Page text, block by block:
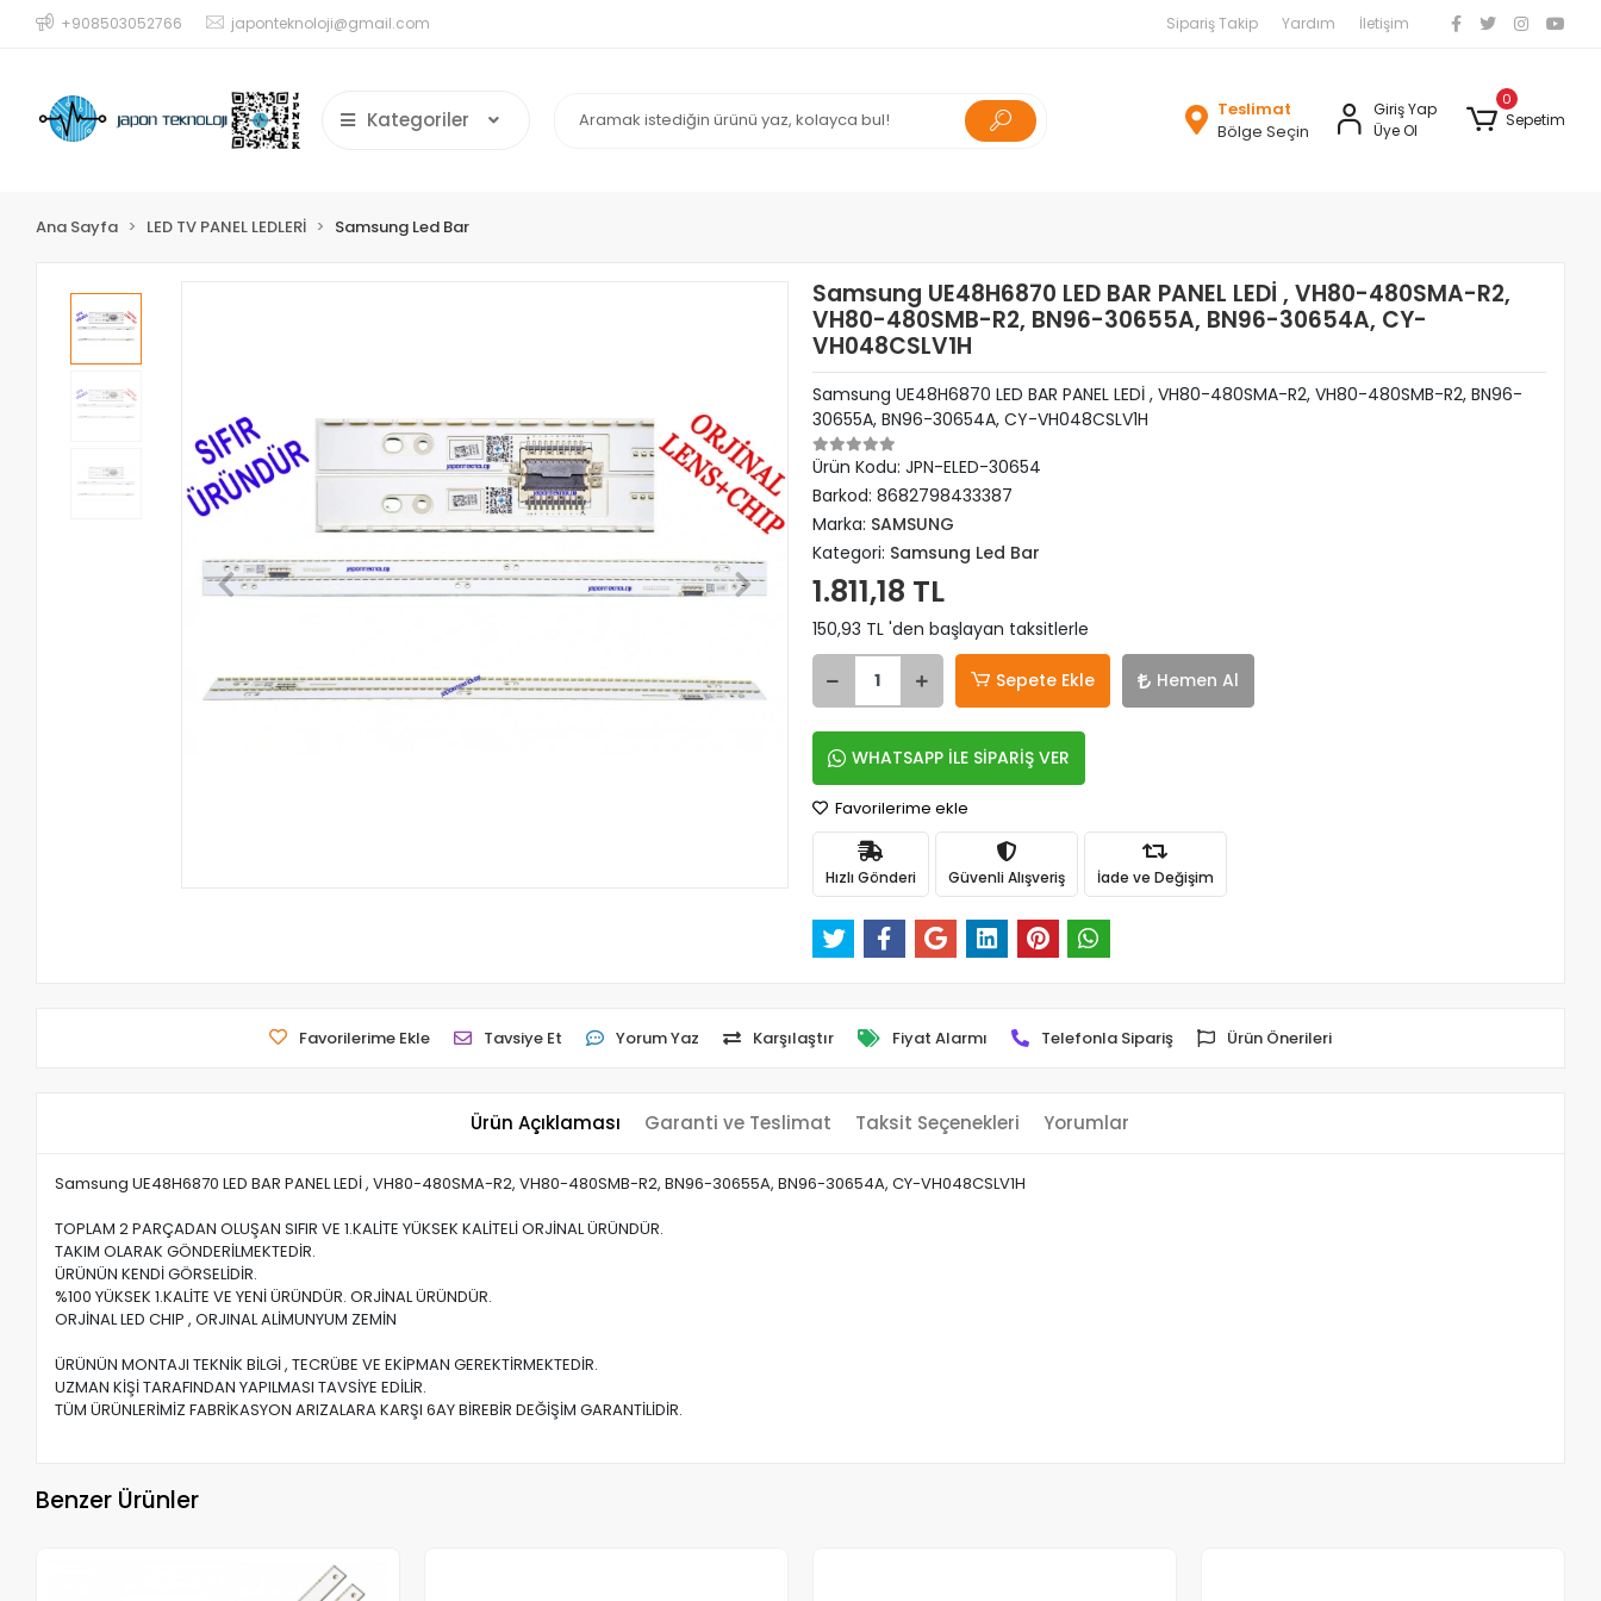
+908503052766 japonteknoloji@gmail.com Sipariş Takip Yardım İletişim
Kategoriler
Teslimat
Bölge Seçin
Giriş Yap
Üye Ol
0
Sepetim
Ana Sayfa LED TV PANEL LEDLERİ Samsung Led Bar
Samsung UE48H6870 LED BAR PANEL LEDİ , VH80-480SMA-R2,
VH80-480SMB-R2, BN96-30655A, BN96-30654A, CY-
VH048CSLV1H
Samsung UE48H6870 LED BAR PANEL LEDİ , VH80-480SMA-R2, VH80-480SMB-R2, BN96-
30655A, BN96-30654A, CY-VH048CSLV1H
Ürün Kodu: JPN-ELED-30654
Barkod: 8682798433387
Marka: SAMSUNG
Kategori: Samsung Led Bar
1.811,18 TL
150,93 TL 'den başlayan taksitlerle
Sepete Ekle Hemen Al
WHATSAPP İLE SİPARİŞ VER
Favorilerime ekle
Hızlı Gönderi Güvenli Alışveriş İade ve Değişim
Favorilerime Ekle Tavsiye Et Yorum Yaz Karşılaştır Fiyat Alarmı Telefonla Sipariş Ürün Önerileri
Ürün Açıklaması Garanti ve Teslimat Taksit Seçenekleri Yorumlar
Samsung UE48H6870 LED BAR PANEL LEDİ , VH80-480SMA-R2, VH80-480SMB-R2, BN96-30655A, BN96-30654A, CY-VH048CSLV1H
TOPLAM 2 PARÇADAN OLUŞAN SIFIR VE 1.KALİTE YÜKSEK KALİTELİ ORJİNAL ÜRÜNDÜR.
TAKIM OLARAK GÖNDERİLMEKTEDİR.
ÜRÜNÜN KENDİ GÖRSELİDİR.
%100 YÜKSEK 1.KALİTE VE YENİ ÜRÜNDÜR. ORJİNAL ÜRÜNDÜR.
ORJİNAL LED CHIP , ORJINAL ALİMUNYUM ZEMİN
ÜRÜNÜN MONTAJI TEKNİK BİLGİ , TECRÜBE VE EKİPMAN GEREKTİRMEKTEDİR.
UZMAN KİŞİ TARAFINDAN YAPILMASI TAVSİYE EDİLİR.
TÜM ÜRÜNLERİMİZ FABRİKASYON ARIZALARA KARŞI 6AY BİREBİR DEĞİŞİM GARANTİLİDİR.
Benzer Ürünler